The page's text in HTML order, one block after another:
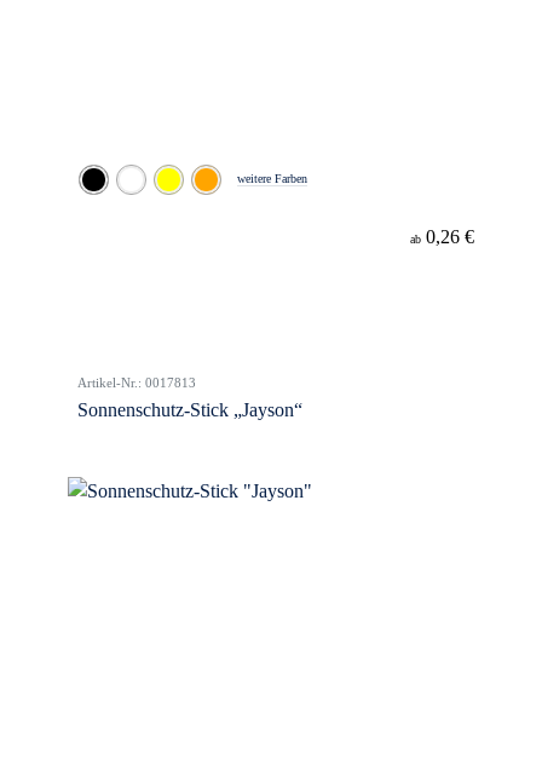
weitere Farben
ab 0,26 €
Artikel-Nr.: 0017813
Sonnenschutz-Stick „Jayson“